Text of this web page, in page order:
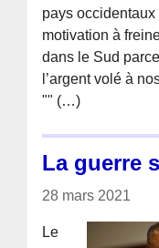
pays occidentaux
motivation à
dans le Sud
l’argent volé à
"" (…)
La guerre
28 mars 2021
Le